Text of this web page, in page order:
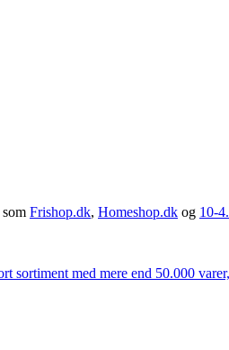
Frishop.dk, Homeshop.dk og 10-
sortiment med mere end 50.000